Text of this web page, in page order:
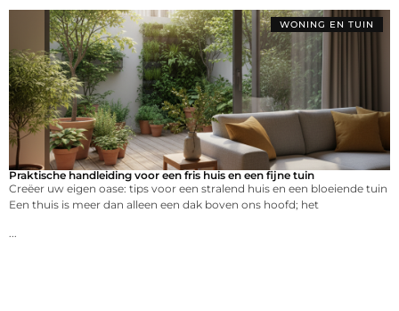
WONING EN TUIN
Praktische handleiding voor een fris huis en een fijne tuin
Creëer uw eigen oase: tips voor een stralend huis en een bloeiende tuin
Een thuis is meer dan alleen een dak boven ons hoofd; het
...